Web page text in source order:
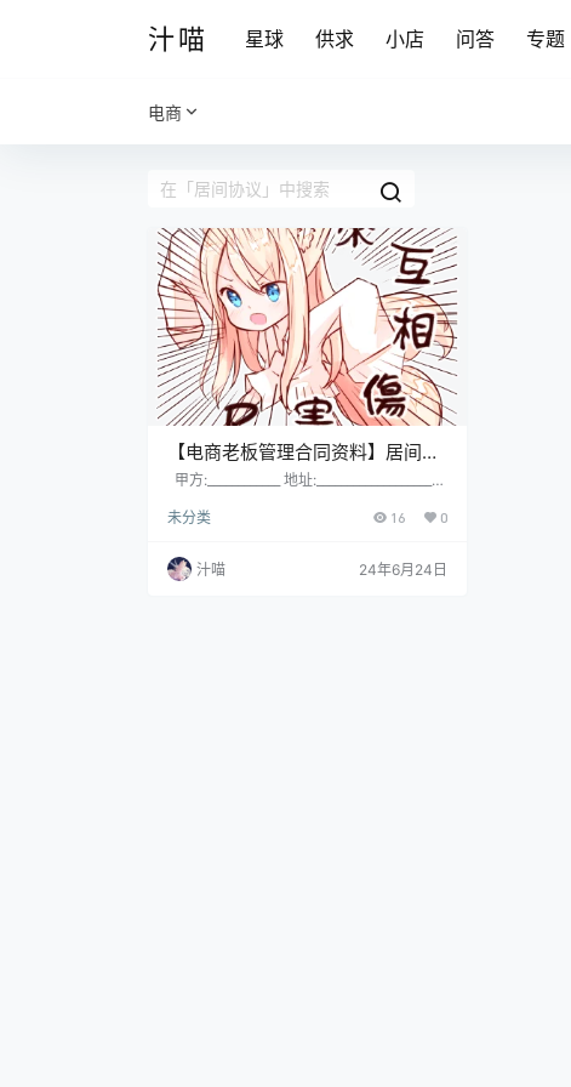
汁喵 星球 供求 小店 问答 专题
电商
【电商老板管理合同资料】居间协
议
甲方:____________ 地址:_____________________
方:____________________________ 地址:_________
________ 鉴于乙方从事网络信息服…
未分类 16 0
汁喵 24年6月24日